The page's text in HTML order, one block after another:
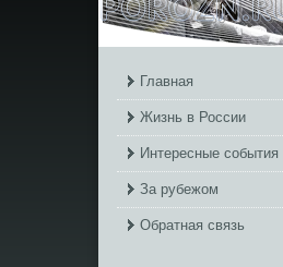
Главная
Жизнь в России
Интересные события
За рубежом
Обратная связь